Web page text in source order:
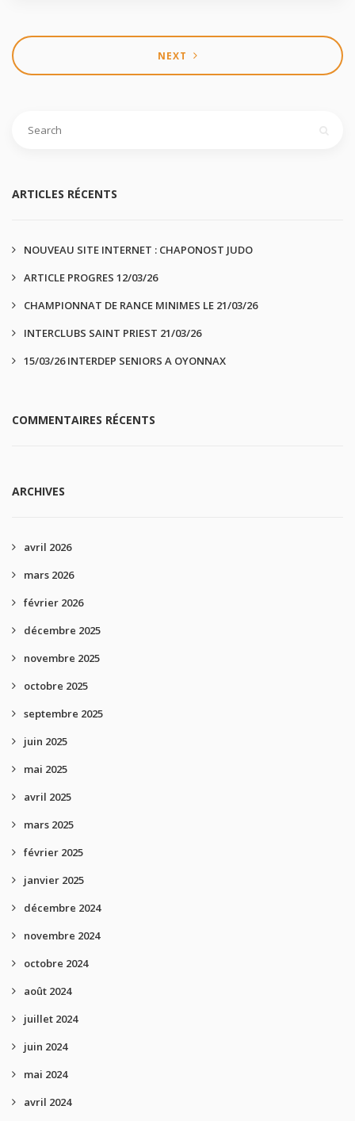
NEXT
ARTICLES RÉCENTS
NOUVEAU SITE INTERNET : CHAPONOST JUDO
ARTICLE PROGRES 12/03/26
CHAMPIONNAT DE RANCE MINIMES LE 21/03/26
INTERCLUBS SAINT PRIEST 21/03/26
15/03/26 INTERDEP SENIORS A OYONNAX
COMMENTAIRES RÉCENTS
ARCHIVES
avril 2026
mars 2026
février 2026
décembre 2025
novembre 2025
octobre 2025
septembre 2025
juin 2025
mai 2025
avril 2025
mars 2025
février 2025
janvier 2025
décembre 2024
novembre 2024
octobre 2024
août 2024
juillet 2024
juin 2024
mai 2024
avril 2024